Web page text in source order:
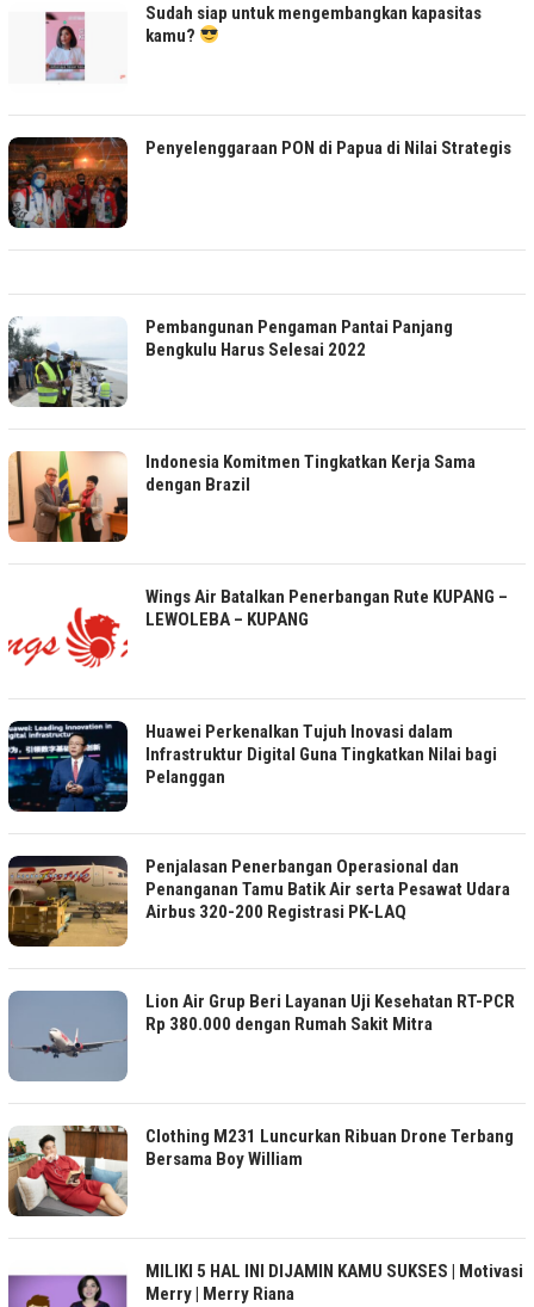
Sudah siap untuk mengembangkan kapasitas
kamu?
Penyelenggaraan PON di Papua di Nilai Strategis
Pembangunan Pengaman Pantai Panjang
Bengkulu Harus Selesai 2022
Indonesia Komitmen Tingkatkan Kerja Sama
dengan Brazil
Wings Air Batalkan Penerbangan Rute KUPANG –
LEWOLEBA – KUPANG
Huawei Perkenalkan Tujuh Inovasi dalam
Infrastruktur Digital Guna Tingkatkan Nilai bagi
Pelanggan
Penjalasan Penerbangan Operasional dan
Penanganan Tamu Batik Air serta Pesawat Udara
Airbus 320-200 Registrasi PK-LAQ
Lion Air Grup Beri Layanan Uji Kesehatan RT-PCR
Rp 380.000 dengan Rumah Sakit Mitra
Clothing M231 Luncurkan Ribuan Drone Terbang
Bersama Boy William
MILIKI 5 HAL INI DIJAMIN KAMU SUKSES | Motivasi
Merry | Merry Riana